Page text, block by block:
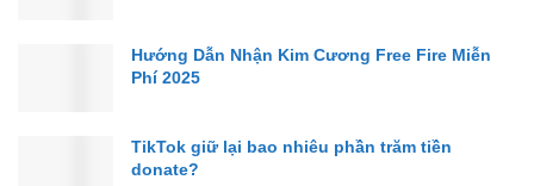
Hướng Dẫn Nhận Kim Cương Free Fire Miễn
Phí 2025
TikTok giữ lại bao nhiêu phần trăm tiền
donate?